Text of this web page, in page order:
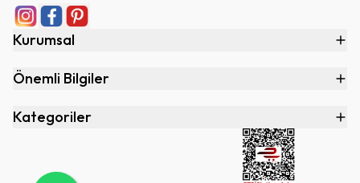
Kurumsal
Önemli Bilgiler
Kategoriler